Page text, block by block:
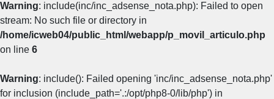
Warning: include(inc/inc_adsense_nota.php): Failed to open
stream: No such file or directory in
/home/icweb04/public_html/webapp/p_movil_articulo.php
on line 6
Warning: include(): Failed opening 'inc/inc_adsense_nota.php'
for inclusion (include_path='.:/opt/php8-0/lib/php') in